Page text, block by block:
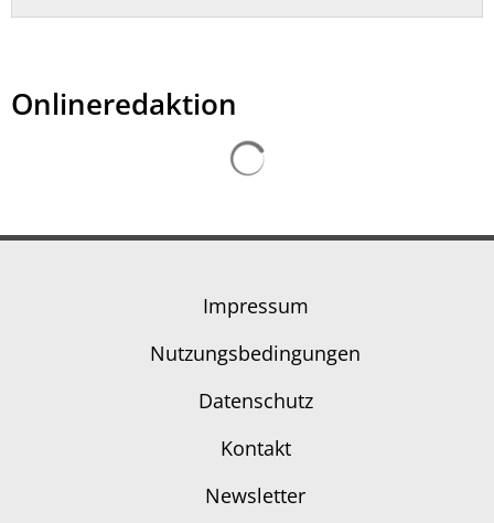
Onlineredaktion
Impressum
Nutzungsbedingungen
Datenschutz
Kontakt
Newsletter